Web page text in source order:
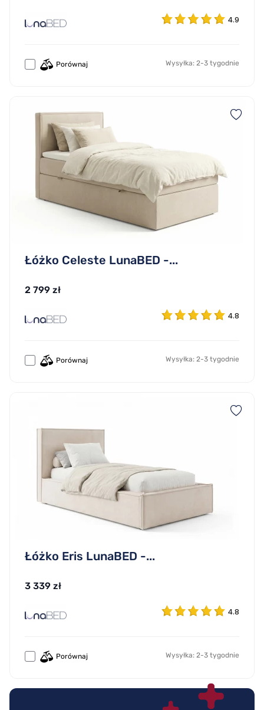
4.9
Porównaj Wysyłka: 2-3 tygodnie
Łóżko Celeste LunaBED -...
2 799 zł
4.8
Porównaj Wysyłka: 2-3 tygodnie
Łóżko Eris LunaBED -...
3 339 zł
4.8
Porównaj Wysyłka: 2-3 tygodnie